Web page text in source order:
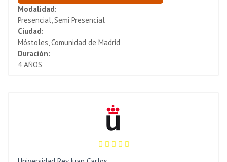
Modalidad:
Presencial, Semi Presencial
Ciudad:
Móstoles, Comunidad de Madrid
Duración:
4 AÑOS